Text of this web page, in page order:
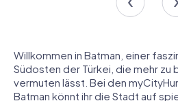
Willkommen in Batman, einer
Südosten der Türkei, die mehr zu
vermuten lässt. Bei den
Batman könnt ihr die Stadt auf